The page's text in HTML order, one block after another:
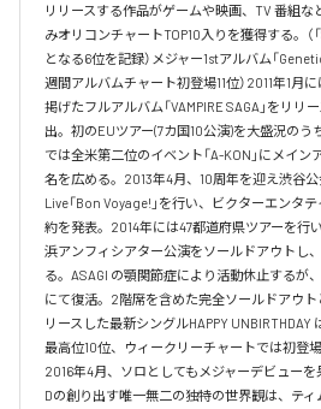
リリースする作品がゲームや映画、TV 番組
みオリコンチャートTOP10入りを獲得する。（
となる6位を記録）メジャー1stアルバム「
週間アルバムチャート初登場11位）2011年1月
掲げたフルアルバム「VAMPIRE SAGA」をリ
出。初のEUツアー(7カ国10公演)を大盛況のう
では全米第二位のイベント「A-KON」にメイ
名を広める。2013年4月、10周年を迎え渋谷
Live「Bon Voyage!」を行い、ビクターエンタ
約を発表。2014年には47都道府県ツアーを行
浜アンフィシアター公演をソールドアウトし
る。ASAGI の顎関節症により活動休止するが
にて復活。2階席を含めた完全ソールドアウト
リースした最新シングルHAPPY
最高位10位、ウィークリーチャートでは初登
2016年4月、ソロとしてもメジャーデビューを
Dの創り出す唯一無二の独特の世界観は、テ